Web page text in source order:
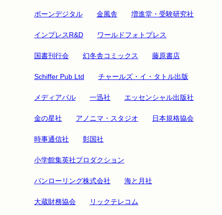
ボーンデジタル 金風舎 増進堂・受験研究社
インプレスR&D ワールドフォトプレス
国書刊行会 幻冬舎コミックス 藤原書店
Schiffer Pub Ltd チャールズ・イ・タトル出版
メディアパル 一迅社 エッセンシャル出版社
金の星社 アノニマ・スタジオ 日本規格協会
時事通信社 彰国社
小学館集英社プロダクション
パンローリング株式会社 海と月社
大蔵財務協会 リックテレコム